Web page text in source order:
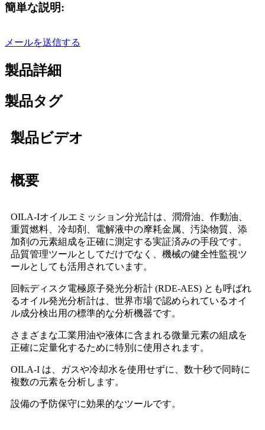
簡単な説明:
メールを送信する
製品詳細
製品タグ
製品ビデオ
概要
OILA-Iオイルエミッション分光計は、潤滑油、作動油、
重質燃料、冷却剤、電解液中の摩耗金属、汚染物質、添
加剤の元素組成を正確に測定する実証済みの手段です。
品質管理ツールとしてだけでなく、機械の健全性監視ツ
ールとしても活用されています。
回転ディスク電極原子発光分析計 (RDE-AES) とも呼ばれ
るオイル発光分析計は、世界市場で認められているオイ
ル成分検出用の標準的な分析機器です。
さまざまな工業用油や液体に含まれる微量元素の組成を
正確に定量化するために特別に使用されます。
OILA-I は、ガスや冷却水を使用せずに、数十秒で同時に
複数の元素を分析します。
設備の予防保守に効果的なツールです。